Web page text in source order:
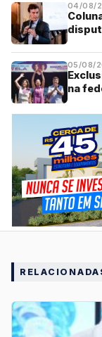
04/08/
05/08/
na